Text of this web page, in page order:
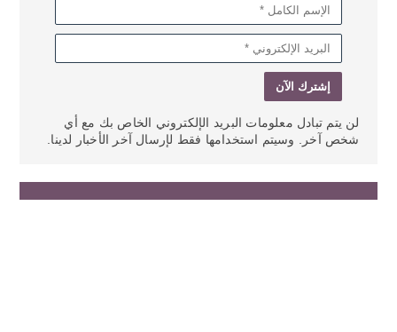
لن يتم تبادل معلومات البريد الإلكتروني الخاص بك مع أي
شخص آخر. وسيتم استخدامها فقط لإرسال آخر الأخبار لدينا.